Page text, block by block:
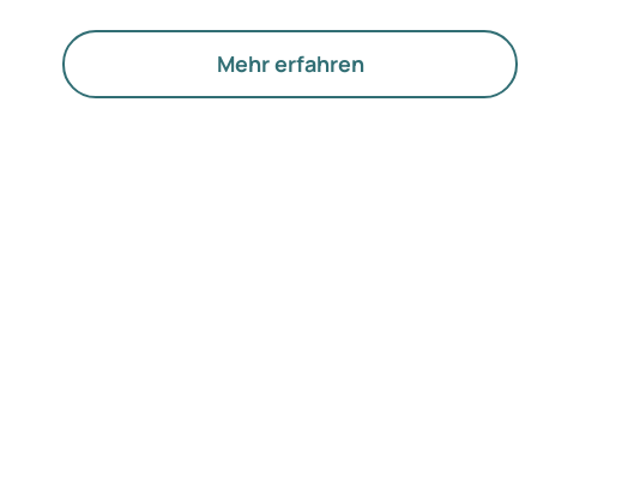
mehr Gewicht auf Hormone, den Stoffwechsel
und die Funktion der Eierstöcke.
Mehr erfahren